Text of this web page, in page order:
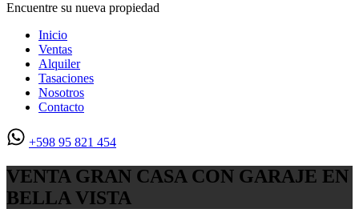
Encuentre su nueva propiedad
Inicio
Ventas
Alquiler
Tasaciones
Nosotros
Contacto
+598 95 821 454
VENTA GRAN CASA CON GARAJE EN
BELLA VISTA